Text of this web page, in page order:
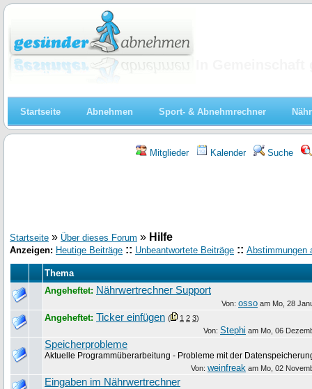
Startseite Abnehmen Sport- & Abnehmrechner
Mitglieder Kalender Suche
Startseite » Über dieses Forum » Hilfe
Anzeigen: Heutige Beiträge :: Unbeantwortete Beiträge :: Abstimmungen
Thema
Angeheftet: Nährwertrechner Support
Von: osso am Mo, 28
Angeheftet: Ticker einfügen ( 1 2 3)
Von: Stephi am Mo, 06
Speicherprobleme
Aktuelle Programmüberarbeitung - Probleme mit der
Von: weinfreak am Mo, 02
Eingaben im Nährwertrechner